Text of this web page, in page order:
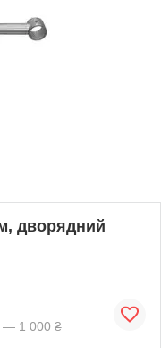
дворядний
— 1 000 ₴